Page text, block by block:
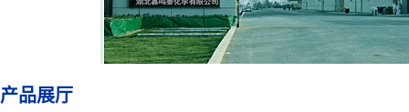
产品展厅